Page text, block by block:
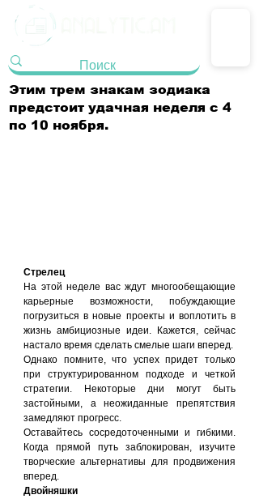
Этим трем знакам зодиака
предстоит удачная неделя с 4
по 10 ноября.
Стрелец
На этой неделе вас ждут многообещающие
карьерные возможности, побуждающие
погрузиться в новые проекты и воплотить в
жизнь амбициозные идеи. Кажется, сейчас
настало время сделать смелые шаги вперед.
Однако помните, что успех придет только
при структурированном подходе и четкой
стратегии. Некоторые дни могут быть
застойными, а неожиданные препятствия
замедляют прогресс.
Оставайтесь сосредоточенными и гибкими.
Когда прямой путь заблокирован, изучите
творческие альтернативы для продвижения
вперед.
Двойняшки